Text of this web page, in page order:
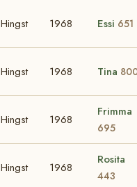
Hingst 1968 Essi 651
Hingst 1968 Tina
Hingst 1968
Frimma
695
Hingst 1968
Rosita
443